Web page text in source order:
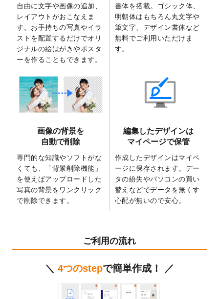
2025/6/30
暑中見舞いのデザインテンプレートを追加
しました。
2025/6/27
キャンバスプリントのデザインテンプレー
トを追加いたしました。
2025/6/24
2026年版1月始まりのカレンダーデザイン
テンプレートを公開いたしました。
2025/6/9
「背景削除機能
」を実装しました。
2025/4/3
DMのデザインテンプレートを追加しまし
た。
を追加しました。
マスキングテープのデザインテンプレート
を追加しました。
2025/1/15
配置できるデータ形式が増えました。
（pdf、psd、eps、tifに対応）
2024/12/24
2025年版4月始まりのカレンダーデザイン
箔押し年賀状のデザインテンプレート
ステッカーのデザインテンプレート
しました。
2025年巳年の年賀状デザインテンプレート
自由に文字や画像の追加、
レイアウトがおこなえま
す。お手持ちの写真やイラ
ストを配置するだけでオリ
ジナルの絵はがきやポスタ
ーを作ることもできます。
書体を搭載。ゴシック体、
明朝体はもちろん丸文字や
筆文字、デザイン書体など
無料でご利用いただけま
す。
画像の背景を
自動で削除
専門的な知識やソフトがな
くても、「背景削除機能」
を使えばアップロードした
写真の背景をワンクリック
で削除できます。
編集したデザインは
マイページで保管
作成したデザインはマイペ
ージに保存されます。デー
タの紛失やパソコンの買い
替えなどでデータを無くす
心配が無いので安心。
ご利用の流れ
＼ 4つのstepで簡単作成！ ／